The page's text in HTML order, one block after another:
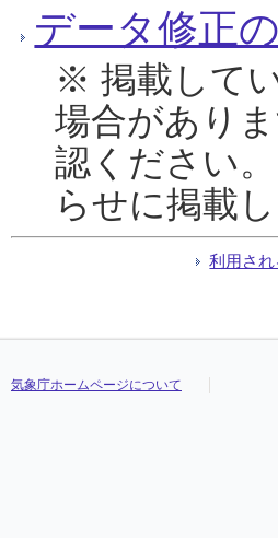
データ修正
※ 掲載して
場合があり
認ください
らせに掲載し
利用さ
気象庁ホームページについて